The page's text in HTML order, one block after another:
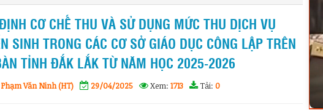
CƠ CHẾ THU VÀ SỬ DỤNG MỨC THU DỊCH VỤ
SINH TRONG CÁC CƠ SỞ GIÁO DỤC CÔNG LẬP TRÊN
TỈNH ĐẮK LẮK TỪ NĂM HỌC 2025-2026
Văn Ninh (HT) 29/04/2025 Xem: 1713 Tải: 0